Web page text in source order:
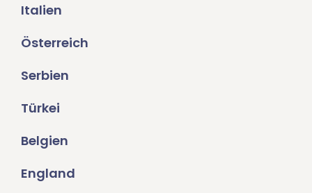
Italien
Österreich
Serbien
Türkei
Belgien
England